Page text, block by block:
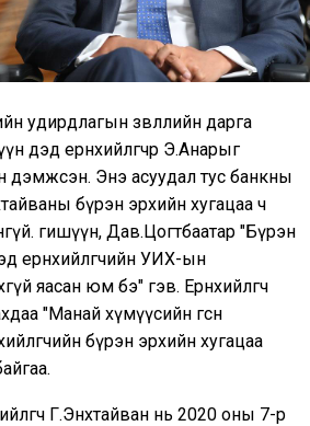
удирдлагын зөвлөлийн дарга
дэд ерөнхийлөгчөөр Э.Анарыг
дэмжсэн. Энэ асуудал тус банкны
бүрэн эрхийн хугацаа ч
гишүүн, Дав.Цогтбаатар "Бүрэн
ерөнхийлөгчийн УИХ-ын
яасан юм бэ" гэв. Ерөнхийлөгч
"Манай хүмүүсийн өгсөн
бүрэн эрхийн хугацаа
Г.Энхтайван нь 2020 оны 7-р